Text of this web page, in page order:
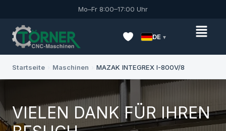
Mo–Fr 8:00–17:00 Uhr
DE
Startseite Maschinen MAZAK INTEGREX I-800V/8
VIELEN DANK FÜR IHREN